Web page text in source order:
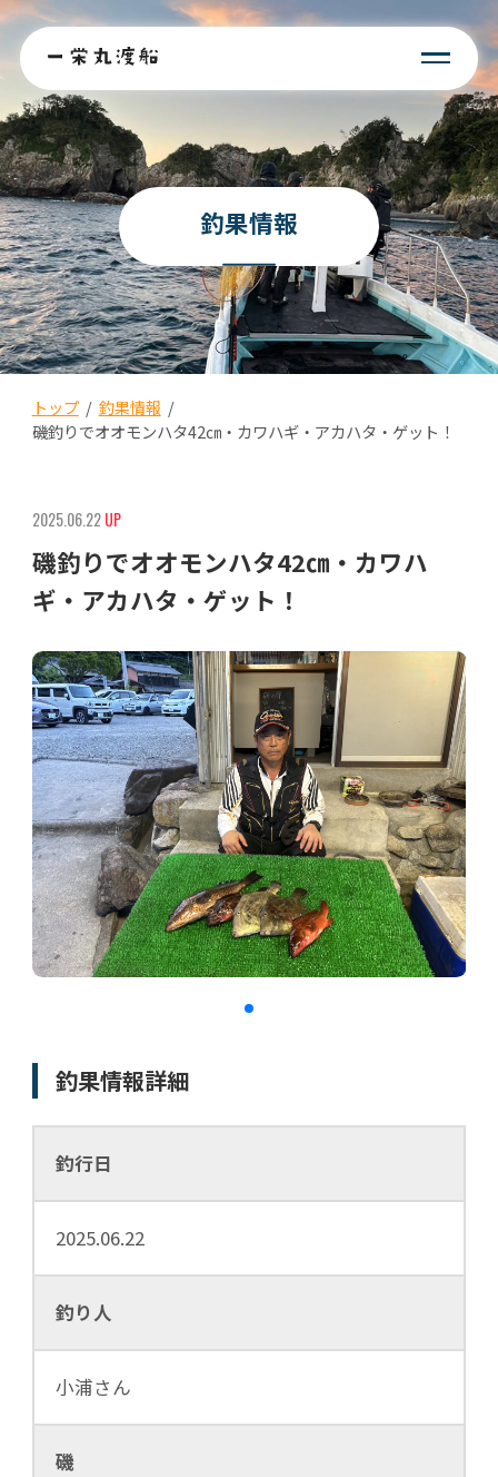
釣果情報
トップ/ 釣果情報 /
磯釣りでオオモンハタ42㎝・カワハギ・アカハタ・ゲット！
2025.06.22UP
磯釣りでオオモンハタ42㎝・カワハ
ギ・アカハタ・ゲット！
釣果情報詳細
釣行日
2025.06.22
釣り人
小浦さん
磯